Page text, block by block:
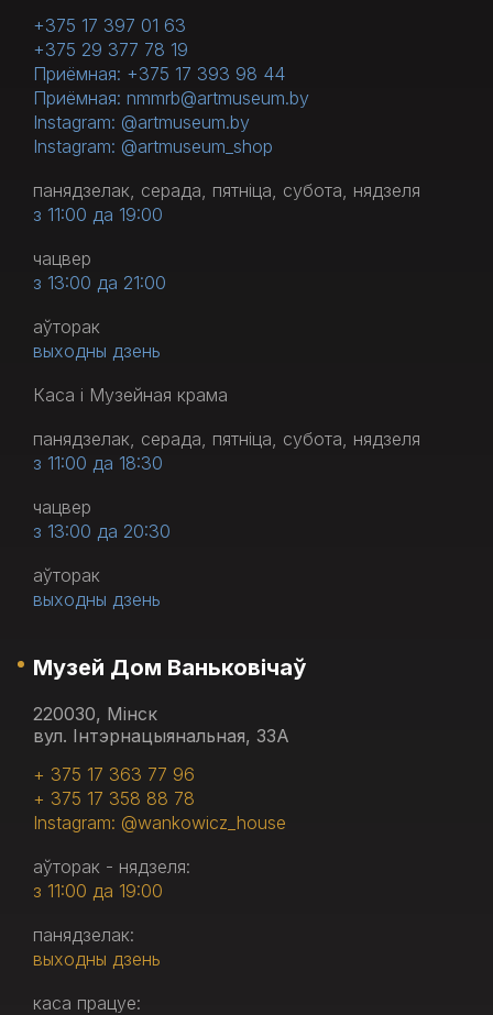
+375 17 397 01 63
+375 29 377 78 19
Приёмная: +375 17 393 98 44
Приёмная: nmmrb@artmuseum.by
Instagram: @artmuseum.by
Instagram: @artmuseum_shop
панядзелак, серада, пятніца, субота, нядзеля
з 11:00 да 19:00
чацвер
з 13:00 да 21:00
аўторак
выходны дзень
Каса і Музейная крама
панядзелак, серада, пятніца, субота, нядзеля
з 11:00 да 18:30
чацвер
з 13:00 да 20:30
аўторак
выходны дзень
Музей Дом Ваньковічаў
220030, Мінск
вул. Інтэрнацыянальная, 33А
+ 375 17 363 77 96
+ 375 17 358 88 78
Instagram: @wankowicz_house
аўторак - нядзеля:
з 11:00 да 19:00
панядзелак:
выходны дзень
каса працуе: